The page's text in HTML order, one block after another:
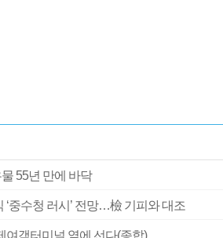
55년 만에 바닥
‘중수청 러시’ 전망…檢 기피와 대조
여객터미널 옆에 선다(종합)